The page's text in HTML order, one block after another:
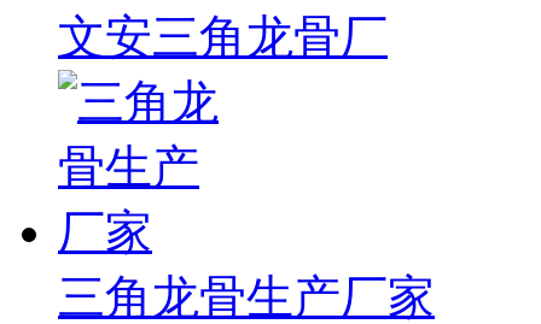
文安三角龙骨厂
三角龙骨生产厂家